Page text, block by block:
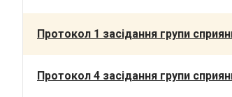
Протокол 1 засідання групи
Протокол 4 засідання групи